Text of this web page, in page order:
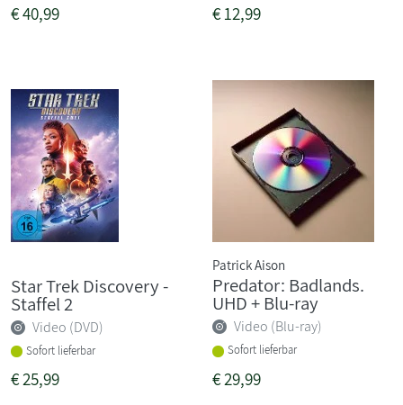
€40,99 €12,99
Star Trek Discovery -
Staffel 2
Video (DVD)
Sofort lieferbar
€25,99
Patrick Aison
Predator: Badlands.
UHD + Blu-ray
Video (Blu-ray)
Sofort lieferbar
€29,99